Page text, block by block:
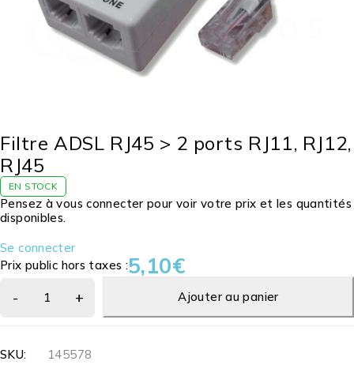
Filtre ADSL RJ45 > 2 ports RJ11, RJ12,
RJ45
EN STOCK
Pensez à vous connecter pour voir votre prix et les quantités
disponibles.
Se connecter
Prix public hors taxes :5,10€
Ajouter au panier
SKU: 145578